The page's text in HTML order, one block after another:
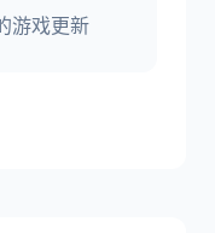
游戏更新